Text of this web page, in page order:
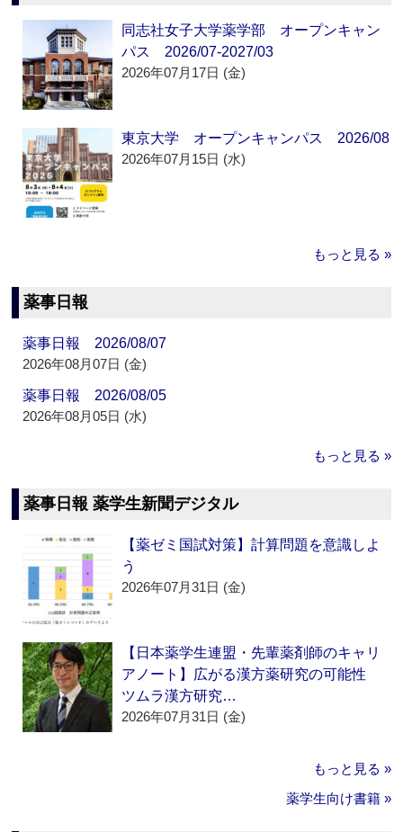
同志社女子大学薬学部 オープンキャン
パス 2026/07-2027/03
2026年07月17日 (金)
東京大学 オープンキャンパス 2026/08
2026年07月15日 (水)
もっと見る »
薬事日報
薬事日報 2026/08/07
2026年08月07日 (金)
薬事日報 2026/08/05
2026年08月05日 (水)
もっと見る »
薬事日報 薬学生新聞デジタル
【薬ゼミ国試対策】計算問題を意識しよ
う
2026年07月31日 (金)
【日本薬学生連盟・先輩薬剤師のキャリ
アノート】広がる漢方薬研究の可能性
ツムラ漢方研究…
2026年07月31日 (金)
もっと見る »
薬学生向け書籍 »